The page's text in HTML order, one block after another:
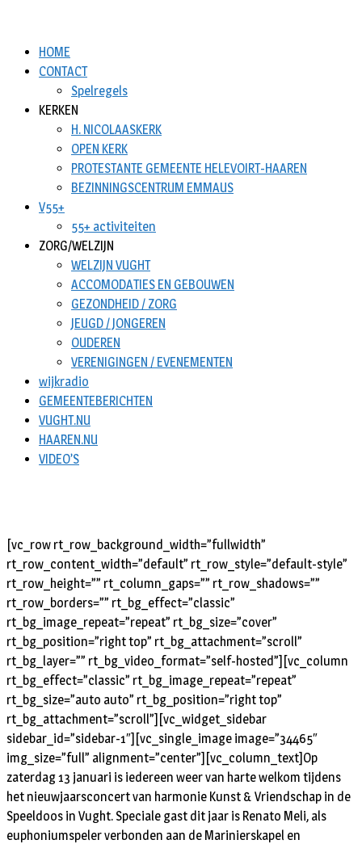
HOME
CONTACT
Spelregels
KERKEN
H. NICOLAASKERK
OPEN KERK
PROTESTANTE GEMEENTE HELEVOIRT-HAAREN
BEZINNINGSCENTRUM EMMAUS
V55+
55+ activiteiten
ZORG/WELZIJN
WELZIJN VUGHT
ACCOMODATIES EN GEBOUWEN
GEZONDHEID / ZORG
JEUGD / JONGEREN
OUDEREN
VERENIGINGEN / EVENEMENTEN
wijkradio
GEMEENTEBERICHTEN
VUGHT.NU
HAAREN.NU
VIDEO’S
[vc_row rt_row_background_width=”fullwidth”
rt_row_content_width=”default” rt_row_style=”default-style”
rt_row_height=”” rt_column_gaps=”” rt_row_shadows=””
rt_row_borders=”” rt_bg_effect=”classic”
rt_bg_image_repeat=”repeat” rt_bg_size=”cover”
rt_bg_position=”right top” rt_bg_attachment=”scroll”
rt_bg_layer=”” rt_bg_video_format=”self-hosted”][vc_column
rt_bg_effect=”classic” rt_bg_image_repeat=”repeat”
rt_bg_size=”auto auto” rt_bg_position=”right top”
rt_bg_attachment=”scroll”][vc_widget_sidebar
sidebar_id=”sidebar-1″][vc_single_image image=”34465″
img_size=”full” alignment=”center”][vc_column_text]Op
zaterdag 13 januari is iedereen weer van harte welkom tijdens
het nieuwjaarsconcert van harmonie Kunst & Vriendschap in de
Speeldoos in Vught. Speciale gast dit jaar is Renato Meli, als
euphoniumspeler verbonden aan de Marinierskapel en